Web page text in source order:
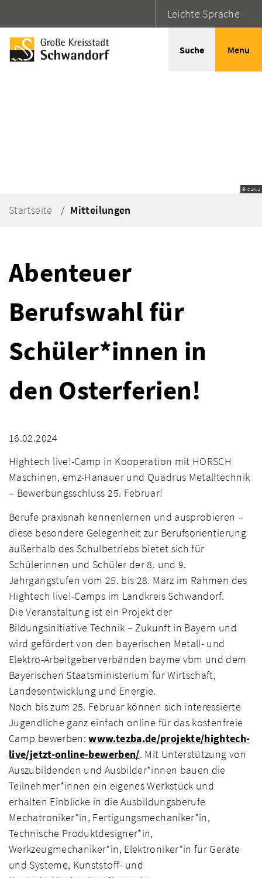
Leichte Sprache
Suche Menu
© Canva
Startseite Mitteilungen
Abenteuer
Berufswahl für
Schüler*innen in
den Osterferien!
16.02.2024
Hightech live!-Camp in Kooperation mit HORSCH
Maschinen, emz-Hanauer und Quadrus Metalltechnik
– Bewerbungsschluss 25. Februar!
Berufe praxisnah kennenlernen und ausprobieren –
diese besondere Gelegenheit zur Berufsorientierung
außerhalb des Schulbetriebs bietet sich für
Schülerinnen und Schüler der 8. und 9.
Jahrgangstufen vom 25. bis 28. März im Rahmen des
Hightech live!-Camps im Landkreis Schwandorf.
Die Veranstaltung ist ein Projekt der
Bildungsinitiative Technik – Zukunft in Bayern und
wird gefördert von den bayerischen Metall- und
Elektro-Arbeitgeberverbänden bayme vbm und dem
Bayerischen Staatsministerium für Wirtschaft,
Landesentwicklung und Energie.
Noch bis zum 25. Februar können sich interessierte
Jugendliche ganz einfach online für das kostenfreie
Camp bewerben:www.tezba.de/projekte/hightech-
live/jetzt-online-bewerben/. Mit Unterstützung von
Auszubildenden und Ausbilder*innen bauen die
Teilnehmer*innen ein eigenes Werkstück und
erhalten Einblicke in die Ausbildungsberufe
Mechatroniker*in, Fertigungsmechaniker*in,
Technische Produktdesigner*in,
Werkzeugmechaniker*in, Elektroniker*in für Geräte
und Systeme, Kunststoff- und